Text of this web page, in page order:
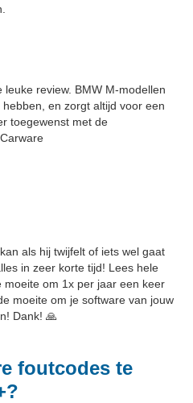
review. BMW M-modellen
en zorgt altijd voor een
toegewenst met de
als hij twijfelt of iets wel gaat
in zeer korte tijd! Lees hele
om 1x per jaar een keer
moeite om je software van jouw
Dank! 🙏
foutcodes te